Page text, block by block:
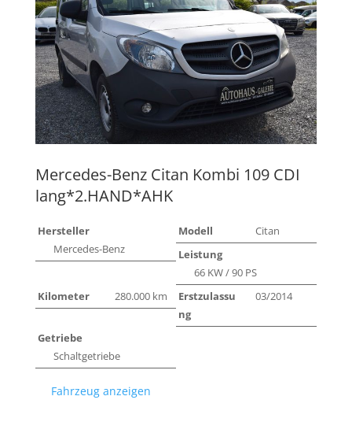
Mercedes-Benz Citan Kombi 109 CDI
lang*2.HAND*AHK
Hersteller
Mercedes-Benz
Modell
Citan
Leistung
66 KW / 90 PS
Kilometer
280.000 km
Erstzulassu
ng
03/2014
Getriebe
Schaltgetriebe
Fahrzeug anzeigen